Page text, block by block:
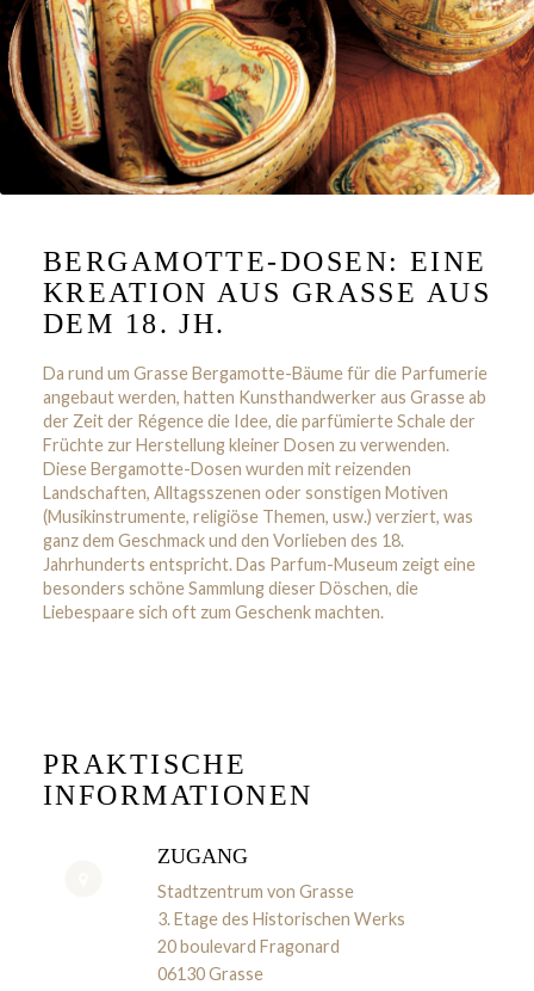
BERGAMOTTE-DOSEN: EINE
KREATION AUS GRASSE AUS
DEM 18. JH.
Da rund um Grasse Bergamotte-Bäume für die Parfumerie
angebaut werden, hatten Kunsthandwerker aus Grasse ab
der Zeit der Régence die Idee, die parfümierte Schale der
Früchte zur Herstellung kleiner Dosen zu verwenden.
Diese Bergamotte-Dosen wurden mit reizenden
Landschaften, Alltagsszenen oder sonstigen Motiven
(Musikinstrumente, religiöse Themen, usw.) verziert, was
ganz dem Geschmack und den Vorlieben des 18.
Jahrhunderts entspricht. Das Parfum-Museum zeigt eine
besonders schöne Sammlung dieser Döschen, die
Liebespaare sich oft zum Geschenk machten.
PRAKTISCHE
INFORMATIONEN
ZUGANG
Stadtzentrum von Grasse
3. Etage des Historischen Werks
20 boulevard Fragonard
06130 Grasse